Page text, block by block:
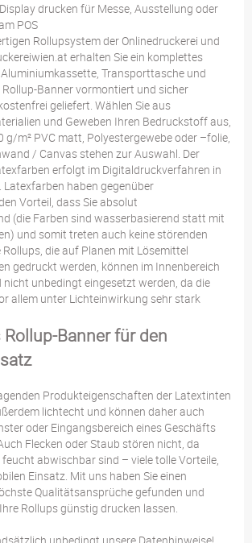
drucken für Messe, Ausstellung oder
POS
Rollupsystem der Onlinedruckerei und
erhalten Sie ein komplettes
Transporttasche und
Banner vormontiert und sicher
geliefert. Wählen Sie aus
und Geweben Ihren Bedruckstoff aus,
g/m² PVC matt, Polyestergewebe oder –folie,
/ Canvas stehen zur Auswahl. Der
erfolgt im Digitaldruckverfahren in
haben gegenüber
Vorteil, dass Sie absolut
(die Farben sind wasserbasierend statt mit
und somit treten auch keine störenden
Rollups, die auf Planen mit Lösemittel
gedruckt werden, können im Innenbereich
nicht unbedingt eingesetzt werden, da die
allem unter Lichteinwirkung sehr stark
Banner für den
Produkteigenschaften der Latextinten
lichtecht und können daher auch
oder Eingangsbereich eines Geschäfts
Flecken oder Staub stören nicht, da
abwischbar sind – viele tolle Vorteile,
Einsatz. Mit uns haben Sie einen
Qualitätsansprüche gefunden und
Rollups günstig drucken lassen.